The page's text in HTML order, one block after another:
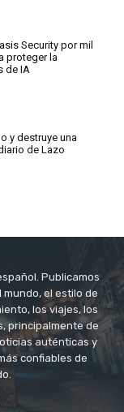
Security por mil
proteger la
de IA
y destruye una
de Lazo
Publicamos
el estilo de
los viajes, los
principalmente de
auténticas y
confiables de